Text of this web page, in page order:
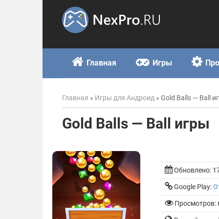
Главная Игры
Главная » Игры для Андроид » Gold Balls — Ball
Gold Balls — Ball игры
Обновлено:
Google Play:
Просмотров: